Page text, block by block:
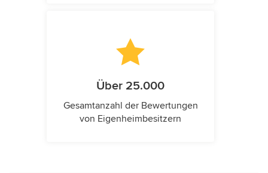
Über 25.000
Gesamtanzahl der Bewertungen
von Eigenheimbesitzern